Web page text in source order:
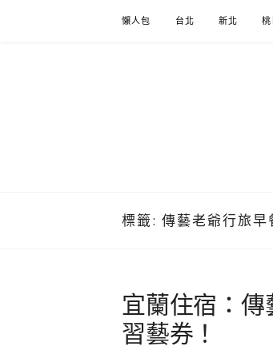
懶人包 台北 新北 桃
標籤: 傳藝老爺行旅早
宜蘭住宿：
習藝券！